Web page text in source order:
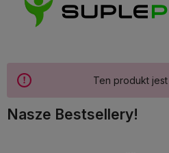
Ten produkt
Nasze Bestsellery!